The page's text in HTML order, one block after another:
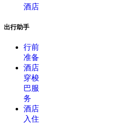
酒店
出行助手
行前
准备
酒店
穿梭
巴服
务
酒店
入住